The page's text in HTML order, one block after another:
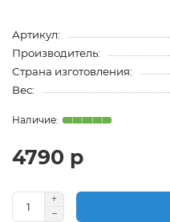
Артикул:
Производитель:
Страна изготовления:
Вес:
4790 р